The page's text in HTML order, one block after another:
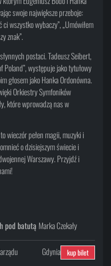
swoje największe przeboje:
ci wszystko wybaczy”, „Umówiłem
znak”.
postaci. Tadeusz Seibert,
Poland”, występuje jako tytułowy
głosem jako Hanka Ordonówna.
Orkiestry Symfoników
które wprowadzą nas w
wieczór pełen magii, muzyki i
o dzisiejszym świecie i
Warszawy. Przyjdź i
pod batutą Marka Czekały
Gdynia kup bilet